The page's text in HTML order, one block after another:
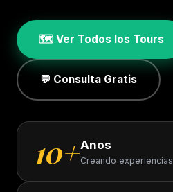
🗺️ Ver Todos los Tours
💬 Consulta Gratis
10+Anos
Creando experiencias